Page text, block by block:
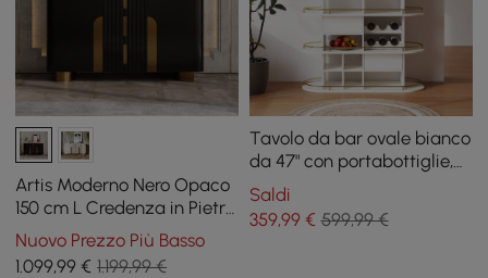
Artis Moderno Nero Opaco
150 cm L Credenza in Pietra
Sinterizzata 3 Cassetti
Tavolo Buffet da Cucina
Nuovo Prezzo Più Basso
1.099,99 € 1.199,99 €
Tavolo da bar ovale bianco
da 47" con portabottiglie,
porta bicchieri e liquori, 2
cassetti
Saldi
359,99€ 599,99 €